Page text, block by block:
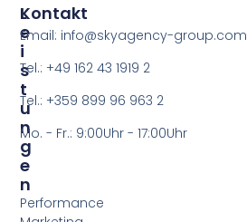
L
E
I
S
T
U
N
G
E
N
Performance
Kontakt
Email: info@skyagency-group.com
Tel.: +49 162 43 1919 2
Tel.: +359 899 96 963 2
Mo. - Fr.: 9:00Uhr - 17:00Uhr